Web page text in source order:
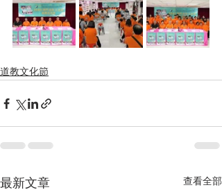
道教文化節
最新文章 查看全部